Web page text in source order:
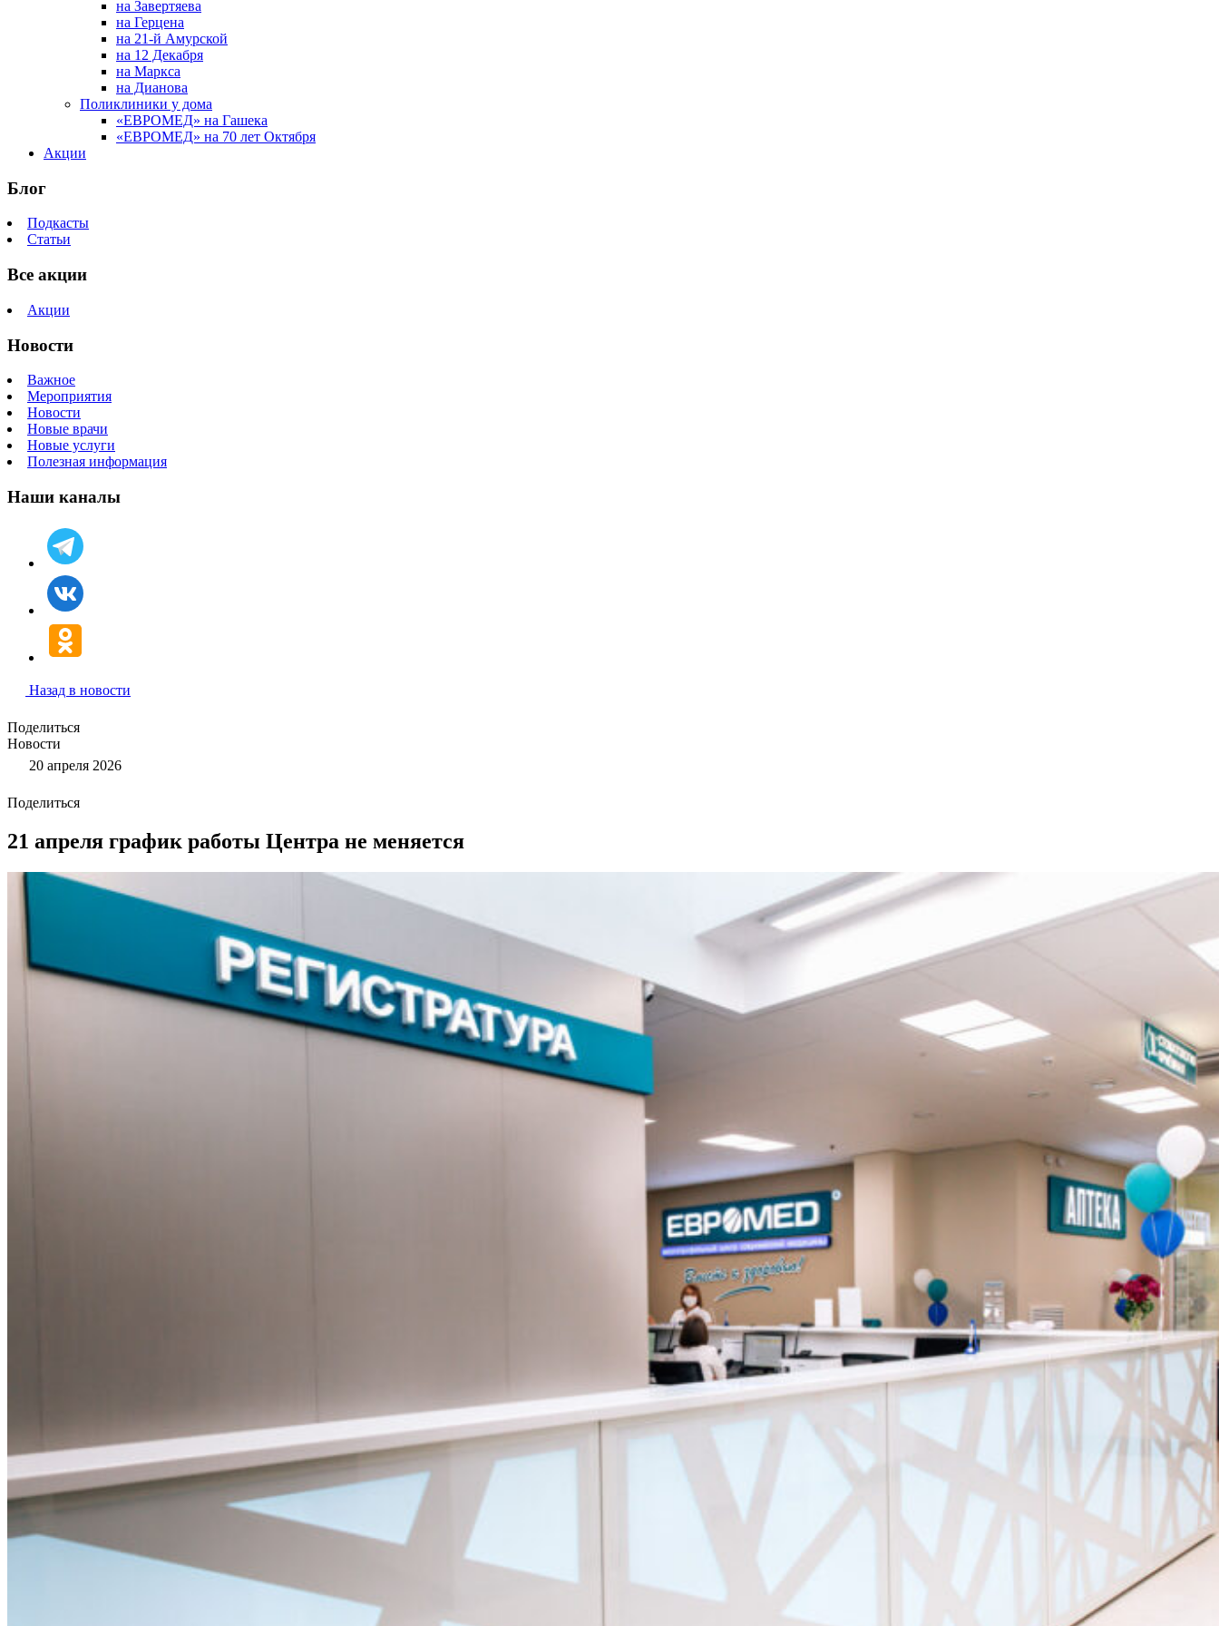
на Завертяева
на Герцена
на 21-й Амурской
на 12 Декабря
на Маркса
на Дианова
Поликлиники у дома
«ЕВРОМЕД» на Гашека
«ЕВРОМЕД» на 70 лет Октября
Акции
Блог
Подкасты
Статьи
Все акции
Акции
Новости
Важное
Мероприятия
Новости
Новые врачи
Новые услуги
Полезная информация
Наши каналы
Назад в новости
Поделиться
Новости
20 апреля 2026
Поделиться
21 апреля график работы Центра не меняется